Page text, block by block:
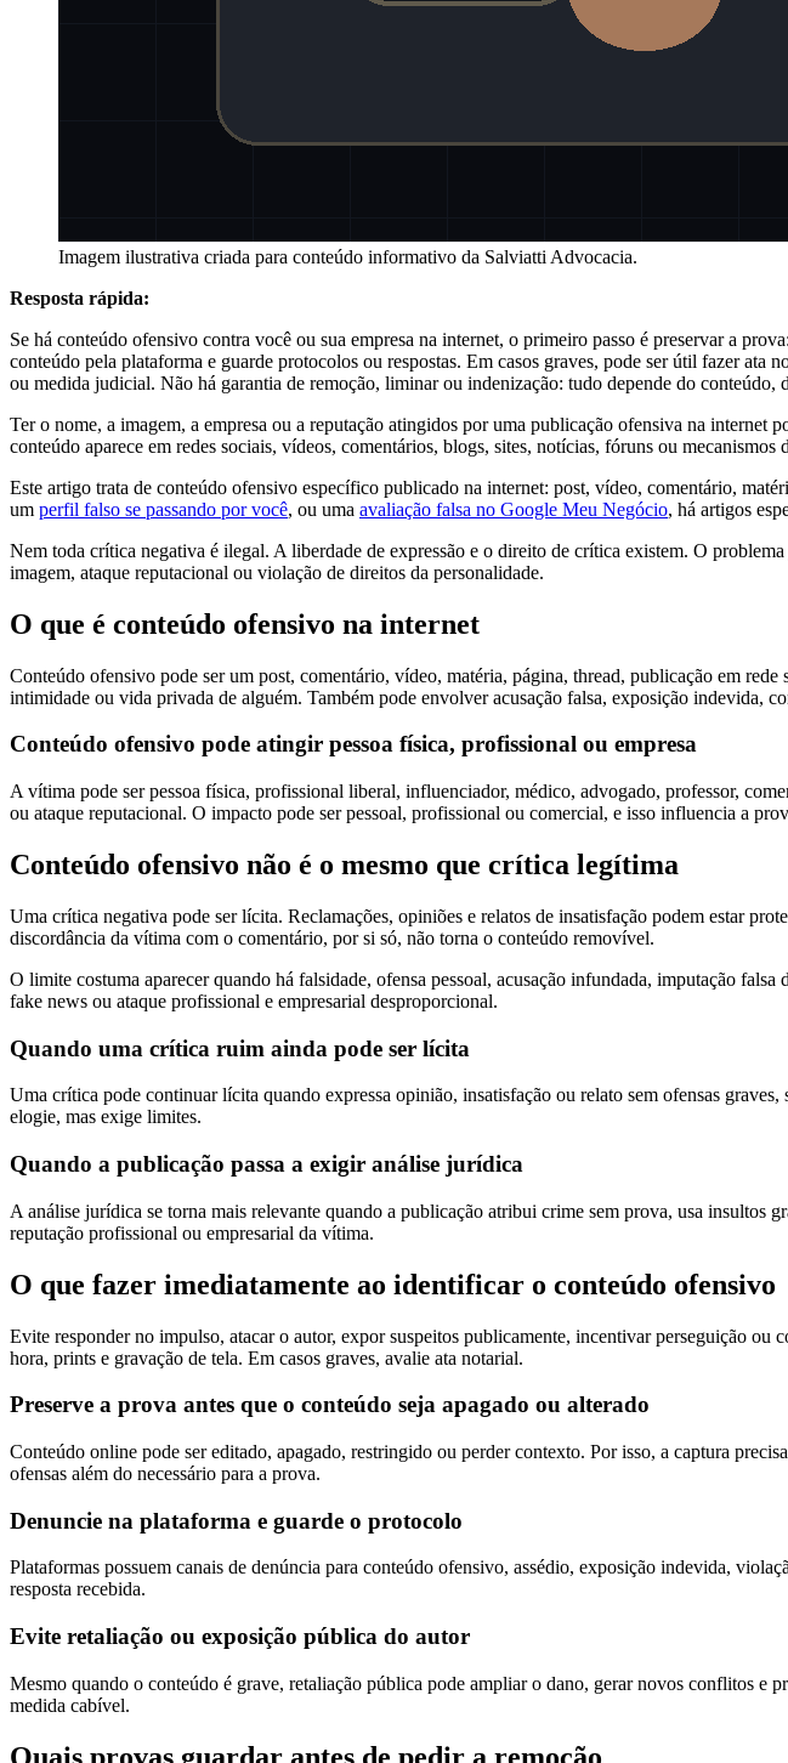
Imagem ilustrativa criada para conteúdo informativo da Salviatti Advocacia.
Resposta rápida:
Se há conteúdo ofensivo contra você ou sua empresa na internet, o primeiro passo é preservar a
conteúdo pela plataforma e guarde protocolos ou respostas. Em casos graves, pode ser útil fazer
ou medida judicial. Não há garantia de remoção, liminar ou indenização: tudo depende do
Ter o nome, a imagem, a empresa ou a reputação atingidos por uma publicação ofensiva na
conteúdo aparece em redes sociais, vídeos, comentários, blogs, sites, notícias, fóruns ou
Este artigo trata de conteúdo ofensivo específico publicado na internet: post, vídeo, comentário,
um perfil falso se passando por você, ou uma avaliação falsa no Google Meu Negócio, há artigos
Nem toda crítica negativa é ilegal. A liberdade de expressão e o direito de crítica existem. O
imagem, ataque reputacional ou violação de direitos da personalidade.
O que é conteúdo ofensivo na internet
Conteúdo ofensivo pode ser um post, comentário, vídeo, matéria, página, thread, publicação em
intimidade ou vida privada de alguém. Também pode envolver acusação falsa, exposição indevida,
Conteúdo ofensivo pode atingir pessoa física, profissional ou empresa
A vítima pode ser pessoa física, profissional liberal, influenciador, médico, advogado, professor,
ou ataque reputacional. O impacto pode ser pessoal, profissional ou comercial, e isso influencia a
Conteúdo ofensivo não é o mesmo que crítica legítima
Uma crítica negativa pode ser lícita. Reclamações, opiniões e relatos de insatisfação podem estar
discordância da vítima com o comentário, por si só, não torna o conteúdo removível.
O limite costuma aparecer quando há falsidade, ofensa pessoal, acusação infundada, imputação
fake news ou ataque profissional e empresarial desproporcional.
Quando uma crítica ruim ainda pode ser lícita
Uma crítica pode continuar lícita quando expressa opinião, insatisfação ou relato sem ofensas
elogie, mas exige limites.
Quando a publicação passa a exigir análise jurídica
A análise jurídica se torna mais relevante quando a publicação atribui crime sem prova, usa
reputação profissional ou empresarial da vítima.
O que fazer imediatamente ao identificar o conteúdo ofensivo
Evite responder no impulso, atacar o autor, expor suspeitos publicamente, incentivar perseguição
hora, prints e gravação de tela. Em casos graves, avalie ata notarial.
Preserve a prova antes que o conteúdo seja apagado ou alterado
Conteúdo online pode ser editado, apagado, restringido ou perder contexto. Por isso, a captura
ofensas além do necessário para a prova.
Denuncie na plataforma e guarde o protocolo
Plataformas possuem canais de denúncia para conteúdo ofensivo, assédio, exposição indevida,
resposta recebida.
Evite retaliação ou exposição pública do autor
Mesmo quando o conteúdo é grave, retaliação pública pode ampliar o dano, gerar novos conflitos e
medida cabível.
Quais provas guardar antes de pedir a remoção